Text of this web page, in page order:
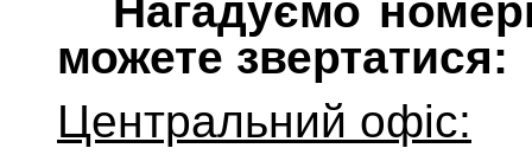
Нагадуємо
можете звертатися:
Центральний офіс: